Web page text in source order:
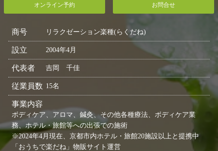
オンライン予約 お問合せ
商号 リラクゼーション楽種(らくだね)
設立 2004年4月
代表者 吉岡 千佳
従業員数 15名
事業内容
ボディケア、アロマ、鍼灸、その他各種療法、ボディケア業
務、ホテル・旅館等への出張での施術
※2024年4月現在、京都市内ホテル・旅館20施設以上と提携中
「おうちで楽だね」物販サイト運営